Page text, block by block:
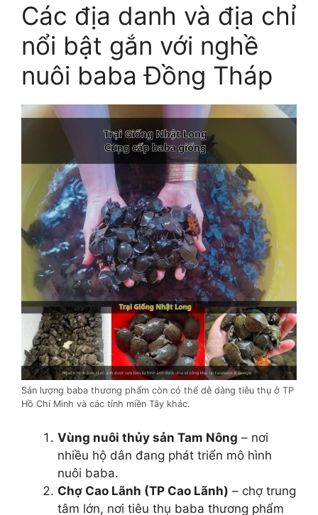
Các địa danh và địa chỉ
nổi bật gắn với nghề
nuôi baba Đồng Tháp
Sản lượng baba thương phẩm còn có thể dễ dàng tiêu thụ ở TP
Hồ Chí Minh và các tỉnh miền Tây khác.
Vùng nuôi thủy sản Tam Nông – nơi
nhiều hộ dân đang phát triển mô hình
nuôi baba.
Chợ Cao Lãnh (TP Cao Lãnh) – chợ trung
tâm lớn, nơi tiêu thụ baba thương phẩm